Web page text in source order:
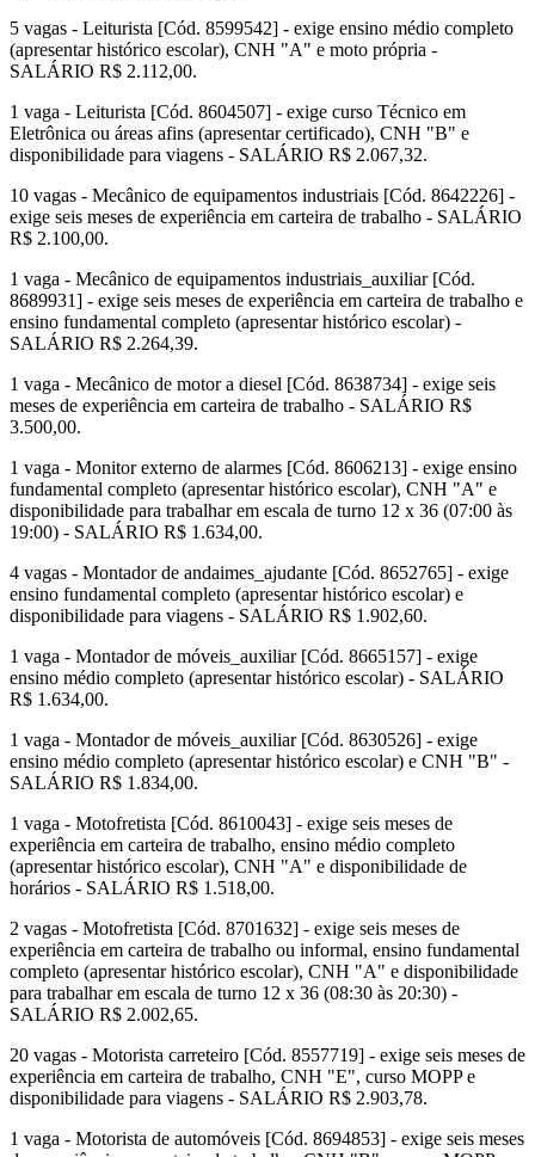
5 vagas - Leiturista [Cód. 8599542] - exige ensino médio completo
(apresentar histórico escolar), CNH "A" e moto própria -
SALÁRIO R$ 2.112,00.
1 vaga - Leiturista [Cód. 8604507] - exige curso Técnico em
Eletrônica ou áreas afins (apresentar certificado), CNH "B" e
disponibilidade para viagens - SALÁRIO R$ 2.067,32.
10 vagas - Mecânico de equipamentos industriais [Cód. 8642226] -
exige seis meses de experiência em carteira de trabalho - SALÁRIO
R$ 2.100,00.
1 vaga - Mecânico de equipamentos industriais_auxiliar [Cód.
8689931] - exige seis meses de experiência em carteira de trabalho e
ensino fundamental completo (apresentar histórico escolar) -
SALÁRIO R$ 2.264,39.
1 vaga - Mecânico de motor a diesel [Cód. 8638734] - exige seis
meses de experiência em carteira de trabalho - SALÁRIO R$
3.500,00.
1 vaga - Monitor externo de alarmes [Cód. 8606213] - exige ensino
fundamental completo (apresentar histórico escolar), CNH "A" e
disponibilidade para trabalhar em escala de turno 12 x 36 (07:00 às
19:00) - SALÁRIO R$ 1.634,00.
4 vagas - Montador de andaimes_ajudante [Cód. 8652765] - exige
ensino fundamental completo (apresentar histórico escolar) e
disponibilidade para viagens - SALÁRIO R$ 1.902,60.
1 vaga - Montador de móveis_auxiliar [Cód. 8665157] - exige
ensino médio completo (apresentar histórico escolar) - SALÁRIO
R$ 1.634,00.
1 vaga - Montador de móveis_auxiliar [Cód. 8630526] - exige
ensino médio completo (apresentar histórico escolar) e CNH "B" -
SALÁRIO R$ 1.834,00.
1 vaga - Motofretista [Cód. 8610043] - exige seis meses de
experiência em carteira de trabalho, ensino médio completo
(apresentar histórico escolar), CNH "A" e disponibilidade de
horários - SALÁRIO R$ 1.518,00.
2 vagas - Motofretista [Cód. 8701632] - exige seis meses de
experiência em carteira de trabalho ou informal, ensino fundamental
completo (apresentar histórico escolar), CNH "A" e disponibilidade
para trabalhar em escala de turno 12 x 36 (08:30 às 20:30) -
SALÁRIO R$ 2.002,65.
20 vagas - Motorista carreteiro [Cód. 8557719] - exige seis meses de
experiência em carteira de trabalho, CNH "E", curso MOPP e
disponibilidade para viagens - SALÁRIO R$ 2.903,78.
1 vaga - Motorista de automóveis [Cód. 8694853] - exige seis meses